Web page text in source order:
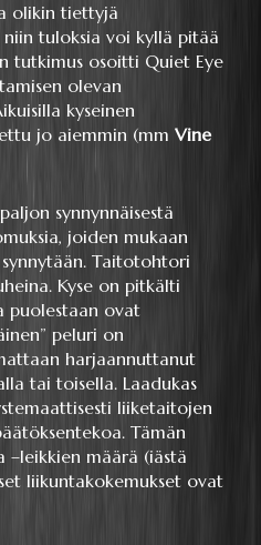
olikin tiettyjä
tuloksia voi kyllä pitää
tutkimus osoitti Quiet Eye
olevan
kyseinen
jo aiemmin (mm Vine
synnynnäisestä
joiden mukaan
Taitotohtori
Kyse on pitkälti
puolestaan ovat
peluri on
harjaannuttanut
tai toisella. Laadukas
liiketaitojen
Tämän
–leikkien määrä (iästä
liikuntakokemukset ovat